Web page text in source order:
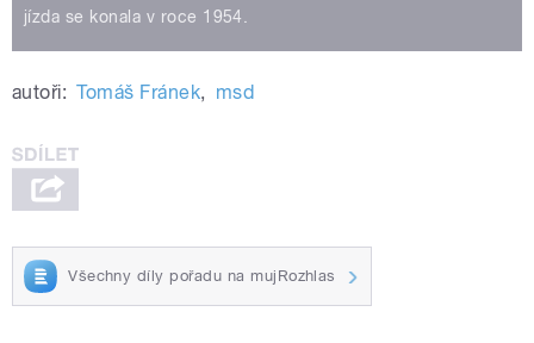
jízda se konala v roce 1954.
autoři: Tomáš Fránek, msd
Všechny díly pořadu na mujRozhlas